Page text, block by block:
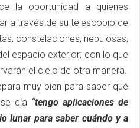
la oportunidad a quienes
a través de su telescopio de
constelaciones, nebulosas,
espacio exterior; con lo que
el cielo de otra manera.
muy bien para saber qué
día “tengo aplicaciones de
lunar para saber cuándo y a